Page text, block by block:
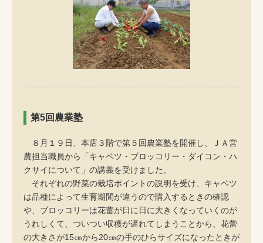
第5回農業塾
８月１９日、本店３階で第５回農業塾を開催し、ＪＡ営
農担当職員から「キャベツ・ブロッコリー・ダイコン・ハ
クサイについて」の講義を受けました。
それぞれの野菜の栽培ポイントの説明を受け、キャベツ
は品種によって生育期間が違うので購入するときの確認
や、ブロッコリーは花蕾が日に日に大きくなっていくのが
うれしくて、ついつい収穫が遅れてしまうことから、花蕾
の大きさが15㎝から20㎝の手のひらサイズになったときが